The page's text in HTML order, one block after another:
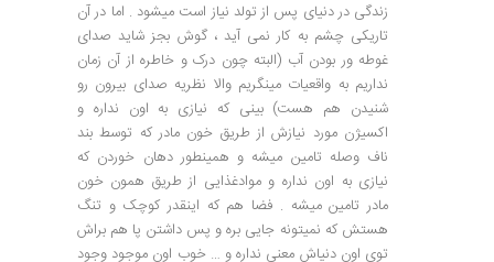
زندگی در دنیای پس از تولد نیاز است میشود . اما در آن
تاریکی چشم به کار نمی آید ، گوش بجز شاید صدای
غوطه ور بودن آب (البته چون درک و خاطره از آن زمان
نداریم به واقعیات مینگریم والا نظریه صدای بیرون رو
شنیدن هم هست) بینی که نیازی به اون نداره و
اکسیژن مورد نیازش از طریق خون مادر که توسط بند
ناف وصله تامین میشه و همینطور دهان خوردن که
نیازی به اون نداره و موادغذایی از طریق همون خون
مادر تامین میشه . فضا هم که اینقدر کوچک و تنگ
هستش که نمیتونه جایی بره و پس داشتن پا هم براش
توی اون دنیاش معنی نداره و … خوب اون موجود وجود